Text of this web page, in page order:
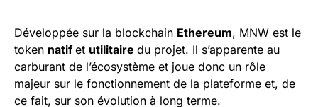
Développée sur la blockchain Ethereum, MNW est le
token natifet utilitaire du projet. Il s’apparente au
carburant de l’écosystème et joue donc un rôle
majeur sur le fonctionnement de la plateforme et, de
ce fait, sur son évolution à long terme.